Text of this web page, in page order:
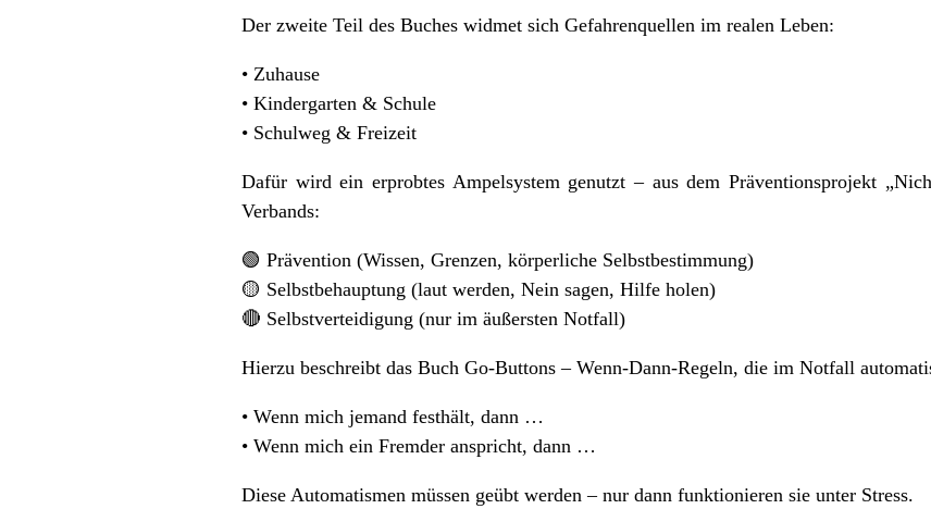
Der zweite Teil des Buches widmet sich Gefahrenquellen im realen Leben:
• Zuhause
• Kindergarten & Schule
• Schulweg & Freizeit
Dafür wird ein erprobtes Ampelsystem genutzt – aus dem Präventionsprojekt
Verbands:
🟢 Prävention (Wissen, Grenzen, körperliche Selbstbestimmung)
🟡 Selbstbehauptung (laut werden, Nein sagen, Hilfe holen)
🔴 Selbstverteidigung (nur im äußersten Notfall)
Hierzu beschreibt das Buch Go-Buttons – Wenn-Dann-Regeln, die im Notfall
• Wenn mich jemand festhält, dann …
• Wenn mich ein Fremder anspricht, dann …
Diese Automatismen müssen geübt werden – nur dann funktionieren sie unter Stress.